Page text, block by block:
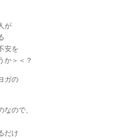
が
安を
か＞＜？
ガの
ので、
だけ